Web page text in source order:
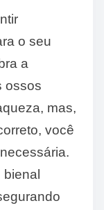
o seu
a
ossos
mas,
você
bienal